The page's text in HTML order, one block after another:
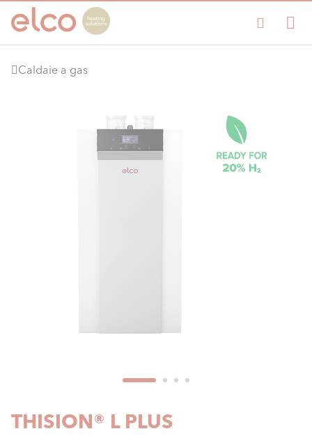
Caldaie a gas
THISION® L PLUS